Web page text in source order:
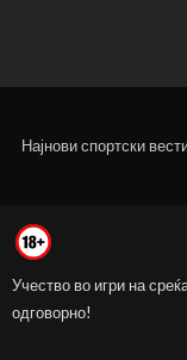
Најнови спортски
Учество во игри на
одговорно!